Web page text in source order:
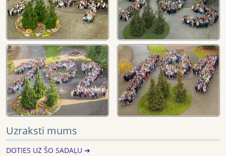
Uzraksti mums
DOTIES UZ ŠO SADAĻU ➔